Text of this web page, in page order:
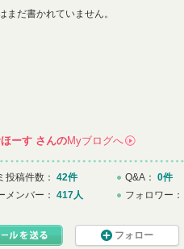
まだ書かれていません。
ーす さんのMyブログへ
投稿件数： 42件
メンバー： 417人
Q&A： 0件
フォロワー：
フォロー